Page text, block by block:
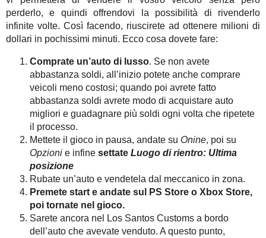
perderlo, e quindi offrendovi la possibilità di rivenderlo
infinite volte. Così facendo, riuscirete ad ottenere milioni di
dollari in pochissimi minuti. Ecco cosa dovete fare:
Comprate un’auto di lusso. Se non avete
abbastanza soldi, all’inizio potete anche comprare
veicoli meno costosi; quando poi avrete fatto
abbastanza soldi avrete modo di acquistare auto
migliori e guadagnare più soldi ogni volta che ripetete
il processo.
Mettete il gioco in pausa, andate su Onine, poi su
Opzioni e infine settate Luogo di rientro: Ultima
posizione
Rubate un’auto e vendetela dal meccanico in zona.
Premete start e andate sul PS Store o Xbox Store,
poi tornate nel gioco.
Sarete ancora nel Los Santos Customs a bordo
dell’auto che avevate venduto. A questo punto,